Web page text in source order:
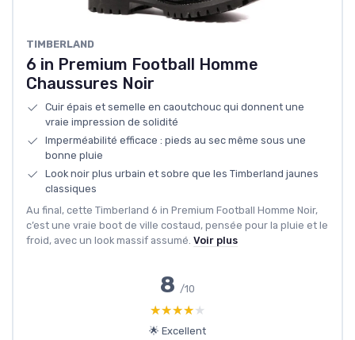
TIMBERLAND
6 in Premium Football Homme
Chaussures Noir
Cuir épais et semelle en caoutchouc qui donnent une
vraie impression de solidité
Imperméabilité efficace : pieds au sec même sous une
bonne pluie
Look noir plus urbain et sobre que les Timberland jaunes
classiques
Au final, cette Timberland 6 in Premium Football Homme Noir,
c’est une vraie boot de ville costaud, pensée pour la pluie et le
froid, avec un look massif assumé. Voir plus
8 /10
★★★★★
★★★★★
🌟 Excellent